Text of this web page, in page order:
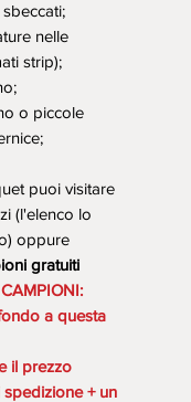
nelle
strip);
o piccole
puoi visitare
(l'elenco lo
oppure
gratuiti
a questa
il prezzo
+ un